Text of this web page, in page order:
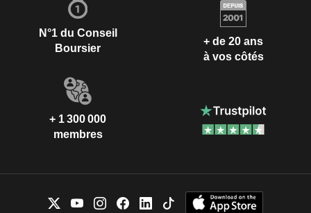
N°1 du Conseil
Boursier
+ de 20 ans
à vos côtés
+ 1 300 000
membres